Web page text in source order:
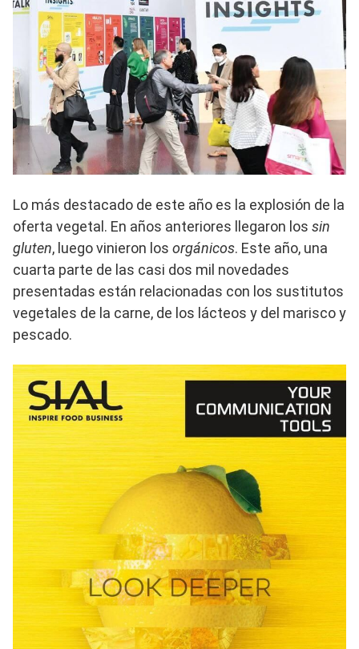
Lo más destacado de este año es la explosión de la
oferta vegetal. En años anteriores llegaron los sin
gluten, luego vinieron los orgánicos. Este año, una
cuarta parte de las casi dos mil novedades
presentadas están relacionadas con los sustitutos
vegetales de la carne, de los lácteos y del marisco y
pescado.